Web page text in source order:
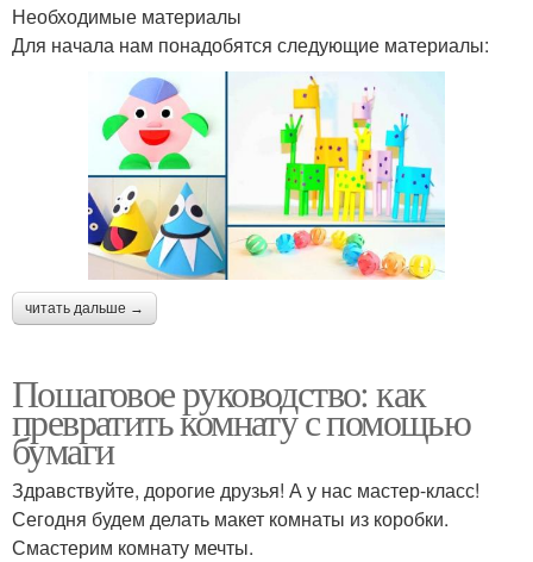
Необходимые материалы
Для начала нам понадобятся следующие материалы:
читать дальше →
Пошаговое руководство: как
превратить комнату с помощью
бумаги
Здравствуйте, дорогие друзья! А у нас мастер-класс!
Сегодня будем делать макет комнаты из коробки.
Смастерим комнату мечты.